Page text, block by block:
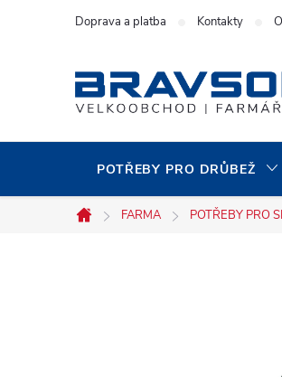
Doprava a platba Kontakty
POTŘEBY PRO DRŮBEŽ
Domů
FARMA POTŘEBY PRO